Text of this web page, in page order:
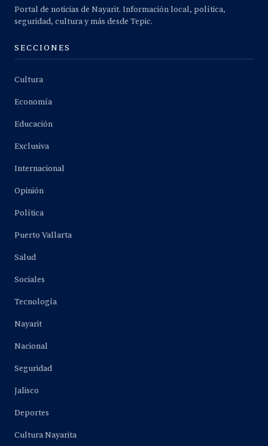
Portal de noticias de Nayarit. Información local, política,
seguridad, cultura y más desde Tepic.
SECCIONES
Cultura
Economía
Educación
Exclusiva
Internacional
Opinión
Política
Puerto Vallarta
Salud
Sociales
Tecnología
Nayarit
Nacional
Seguridad
Jalisco
Deportes
Cultura Nayarita